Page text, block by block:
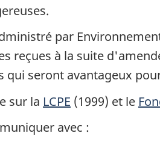
par
reçues à la suite
seront avantageux
sur la LCPE (1999) et le
avec :